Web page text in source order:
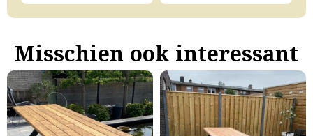
Misschien ook interessant